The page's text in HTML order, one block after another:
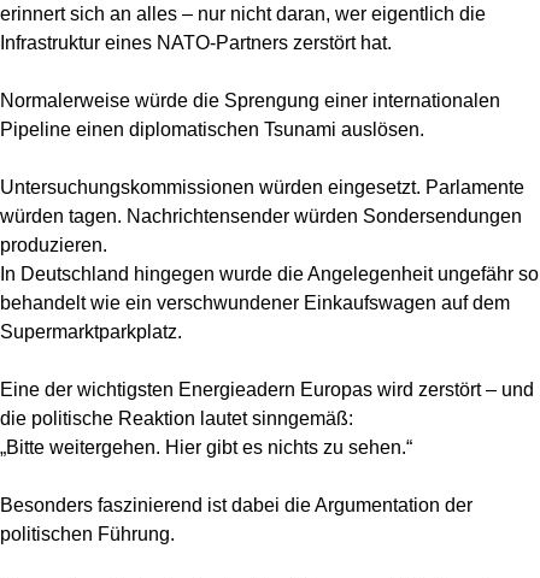
erinnert sich an alles – nur nicht daran, wer eigentlich die
Infrastruktur eines NATO-Partners zerstört hat.
Normalerweise würde die Sprengung einer internationalen
Pipeline einen diplomatischen Tsunami auslösen.
Untersuchungskommissionen würden eingesetzt. Parlamente
würden tagen. Nachrichtensender würden Sondersendungen
produzieren.
In Deutschland hingegen wurde die Angelegenheit ungefähr so
behandelt wie ein verschwundener Einkaufswagen auf dem
Supermarktparkplatz.
Eine der wichtigsten Energieadern Europas wird zerstört – und
die politische Reaktion lautet sinngemäß:
„Bitte weitergehen. Hier gibt es nichts zu sehen.“
Besonders faszinierend ist dabei die Argumentation der
politischen Führung.